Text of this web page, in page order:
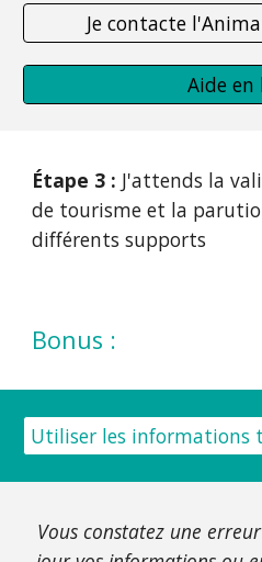
Je contacte
Aide en
Étape 3 : J'attends la
de tourisme et la
différents supports
Bonus :
Vous constatez une